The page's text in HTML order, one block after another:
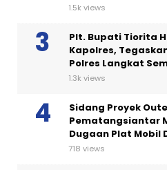
1.5k views
Plt. Bupati Tiorita
Kapolres,
Polres Langkat
1.3k views
Sidang Proyek
Pematangsiantar
Dugaan Plat Mobil
718 views